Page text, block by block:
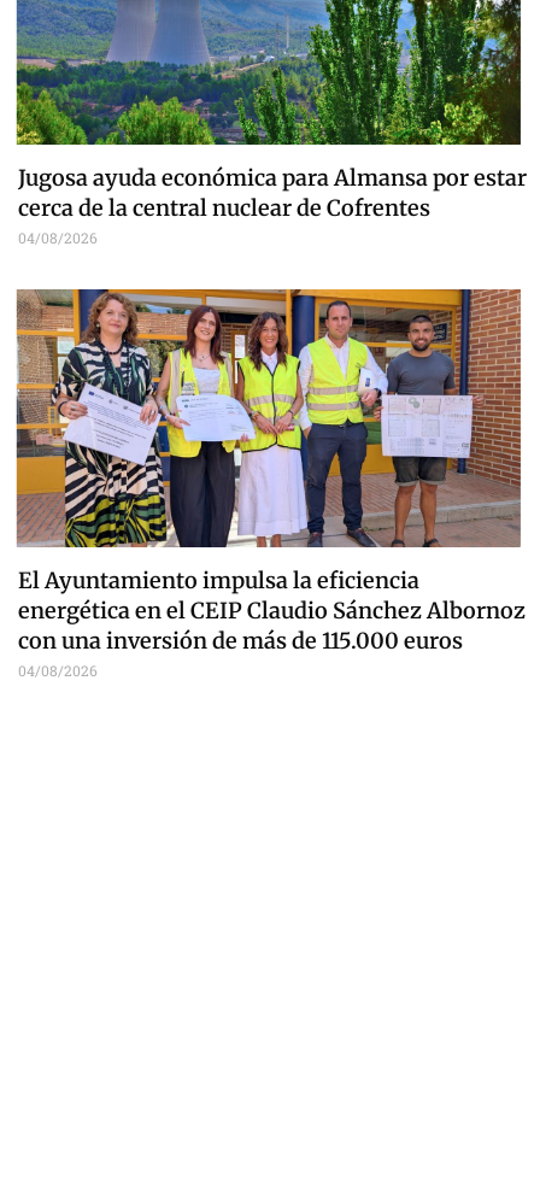
Jugosa ayuda económica para Almansa por estar
cerca de la central nuclear de Cofrentes
04/08/2026
El Ayuntamiento impulsa la eficiencia
energética en el CEIP Claudio Sánchez Albornoz
con una inversión de más de 115.000 euros
04/08/2026